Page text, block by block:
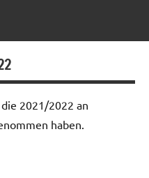
2021/2022 an
haben.